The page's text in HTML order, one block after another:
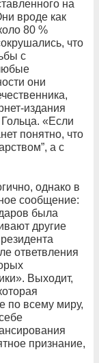
на
вроде как
80 %
что
с
они
издания
«Если
понятно, что
а с
однако в
сообщение:
была
другие
ответвления
Выходит,
по всему миру,
признание,